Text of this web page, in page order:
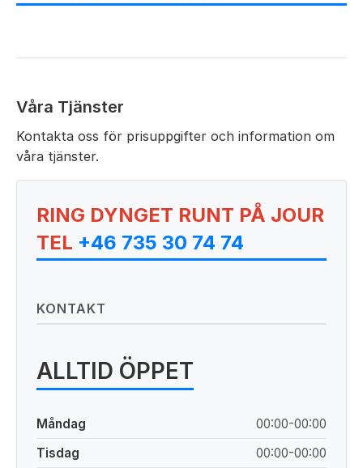
Våra Tjänster
Kontakta oss för prisuppgifter och information om
våra tjänster.
RING DYNGET RUNT PÅ JOUR
TEL +46 735 30 74 74
KONTAKT
ALLTID ÖPPET
Måndag
00:00-00:00
Tisdag
00:00-00:00